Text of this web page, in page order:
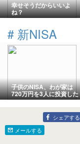
幸せそうだからいいよ
ね？
# 新NISA
子供のNISA、わが家は
720万円を3人に投資した
話【ジュニアNISA実録】
シェアする
メールする